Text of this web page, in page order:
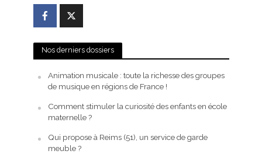
Nos derniers dossiers
Animation musicale : toute la richesse des groupes
de musique en régions de France !
Comment stimuler la curiosité des enfants en école
maternelle ?
Qui propose à Reims (51), un service de garde
meuble ?